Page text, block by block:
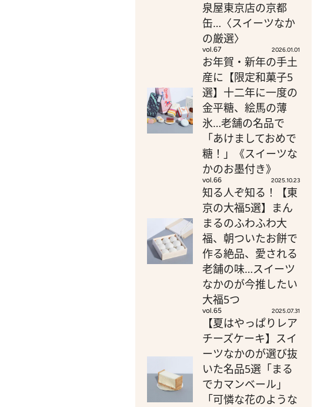
泉屋東京店の京都
缶…〈スイーツなか
の厳選〉
vol.67 2026.01.01
お年賀・新年の手土
産に【限定和菓子5
選】十二年に一度の
金平糖、絵馬の薄
氷…老舗の名品で
「あけましておめで
糖！」《スイーツな
かのお墨付き》
vol.66 2025.10.23
知る人ぞ知る！【東
京の大福5選】まん
まるのふわふわ大
福、朝ついたお餅で
作る絶品、愛される
老舗の味…スイーツ
なかのが今推したい
大福5つ
vol.65 2025.07.31
【夏はやっぱりレア
チーズケーキ】スイ
ーツなかのが選び抜
いた名品5選「まる
でカマンベール」
「可憐な花のような